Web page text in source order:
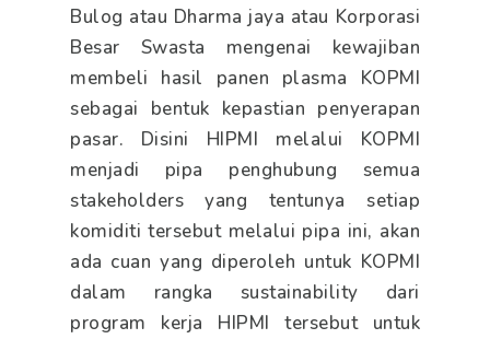
Bulog atau Dharma jaya atau Korporasi
Besar Swasta mengenai kewajiban
membeli hasil panen plasma KOPMI
sebagai bentuk kepastian penyerapan
pasar. Disini HIPMI melalui KOPMI
menjadi pipa penghubung semua
stakeholders yang tentunya setiap
komiditi tersebut melalui pipa ini, akan
ada cuan yang diperoleh untuk KOPMI
dalam rangka sustainability dari
program kerja HIPMI tersebut untuk